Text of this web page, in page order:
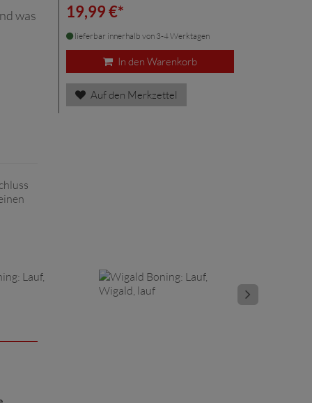
was
19,99 €*
lieferbar innerhalb von 3-4 Werktagen
In den Warenkorb
Auf den Merkzettel